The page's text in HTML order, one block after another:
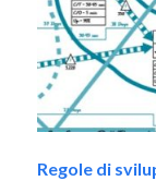
Regole di